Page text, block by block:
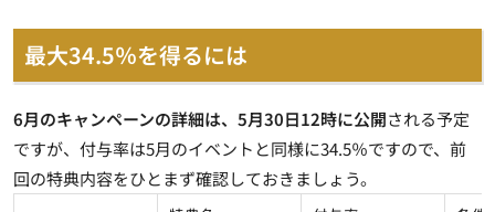
最大34.5％を得るには
6月のキャンペーンの詳細は、5月30日12時に公開される予定
ですが、付与率は5月のイベントと同様に34.5％ですので、前
回の特典内容をひとまず確認しておきましょう。